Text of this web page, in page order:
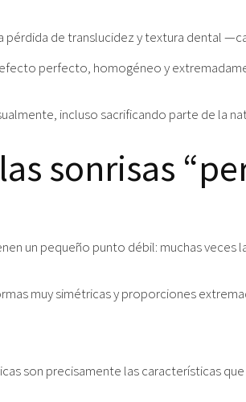
de translucidez y textura dental
perfecto, homogéneo y
incluso sacrificando parte de la
sonrisas
un pequeño punto débil: muchas veces
muy simétricas y proporciones
son precisamente las características